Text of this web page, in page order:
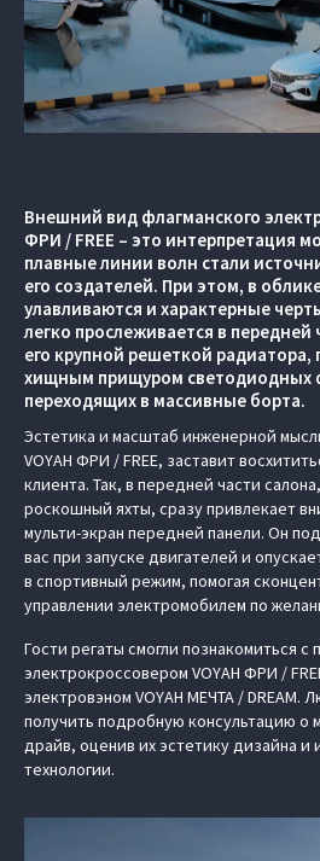
Внешний вид флагманского
ФРИ / FREE – это интерпретация
плавные линии волн стали
его создателей. При этом, в
улавливаются и характерные
легко прослеживается в
его крупной решеткой
хищным прищуром светодиодных
переходящих в массивные борта.
Эстетика и масштаб инженерной
VOYAH ФРИ / FREE, заставит
клиента. Так, в передней части
роскошный яхты, сразу привлекает
мульти-экран передней панели. Он
вас при запуске двигателей и
в спортивный режим, помогая
управлении электромобилем по
Гости регаты смогли познакомиться с
электрокроссовером VOYAH ФРИ /
электровэном VOYAH МЕЧТА /
получить подробную консультацию о
драйв, оценив их эстетику дизайна и
технологии.